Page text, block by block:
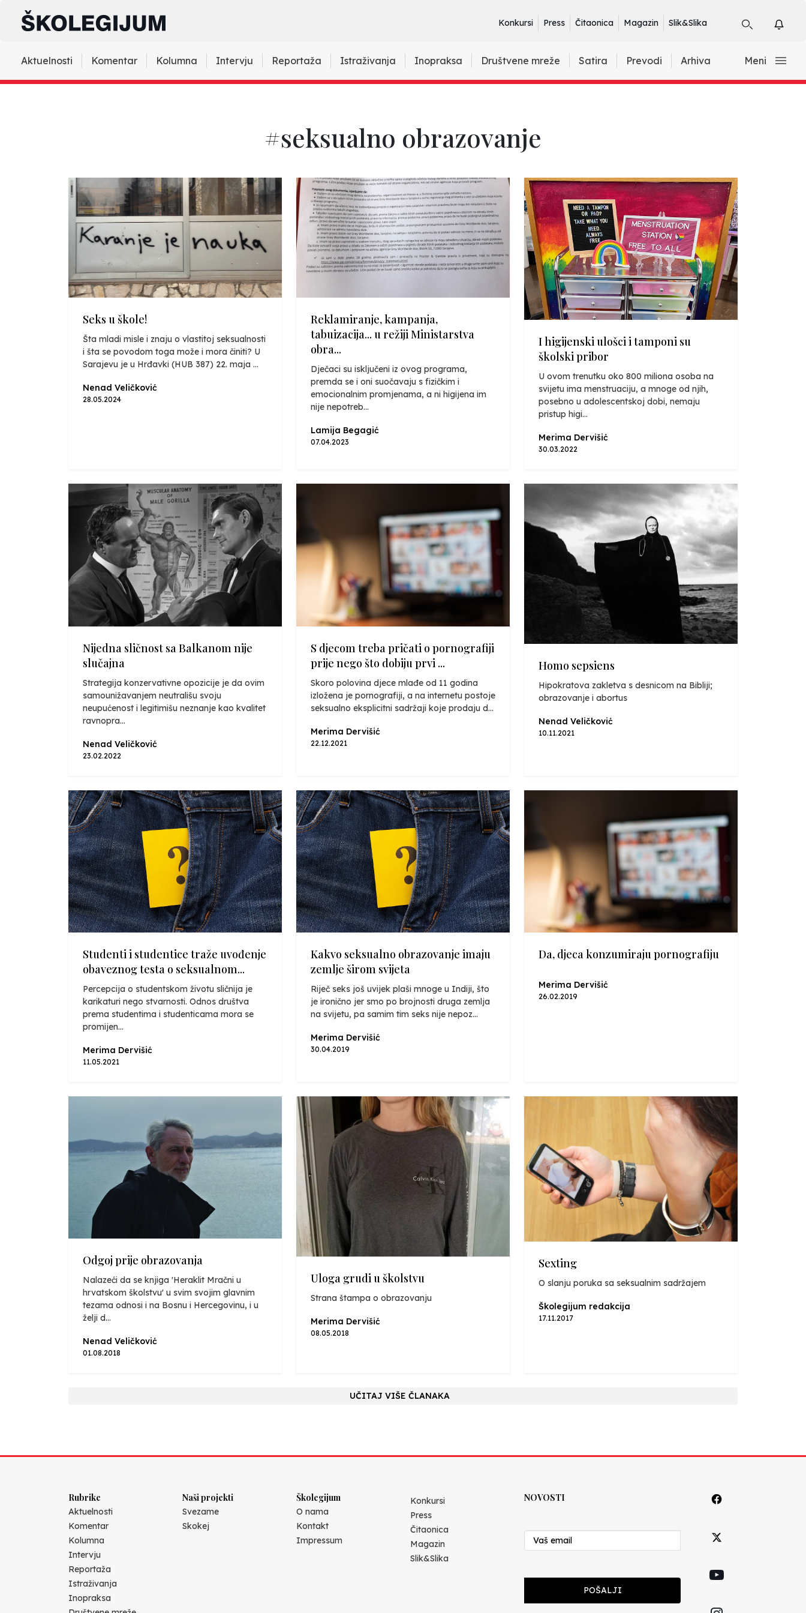
Konkursi Press Čitaonica Magazin Slik&Slika
Aktuelnosti Komentar Kolumna Intervju Reportaža Istraživanja Inopraksa Društvene mreže Satira Prevodi Arhiva Meni
#seksualno obrazovanje
Seks u škole!
Šta mladi misle i znaju o vlastitoj seksualnosti
i šta se povodom toga može i mora činiti? U
Sarajevu je u Hrđavki (HUB 387) 22. maja ...
Nenad Veličković
28.05.2024
Reklamiranje, kampanja,
tabuizacija... u režiji Ministarstva
obra...
Dječaci su isključeni iz ovog programa,
premda se i oni suočavaju s fizičkim i
emocionalnim promjenama, a ni higijena im
nije nepotreb...
Lamija Begagić
07.04.2023
I higijenski ulošci i tamponi su
školski pribor
U ovom trenutku oko 800 miliona osoba na
svijetu ima menstruaciju, a mnoge od njih,
posebno u adolescentskoj dobi, nemaju
pristup higi...
Merima Dervišić
30.03.2022
Nijedna sličnost sa Balkanom nije
slučajna
Strategija konzervativne opozicije je da ovim
samounižavanjem neutrališu svoju
neupućenost i legitimišu neznanje kao kvalitet
ravnopra...
Nenad Veličković
23.02.2022
S djecom treba pričati o pornografiji
prije nego što dobiju prvi ...
Skoro polovina djece mlađe od 11 godina
izložena je pornografiji, a na internetu postoje
seksualno eksplicitni sadržaji koje prodaju d...
Merima Dervišić
22.12.2021
Homo sepsiens
Hipokratova zakletva s desnicom na Bibliji;
obrazovanje i abortus
Nenad Veličković
10.11.2021
Studenti i studentice traže uvođenje
obaveznog testa o seksualnom...
Percepcija o studentskom životu sličnija je
karikaturi nego stvarnosti. Odnos društva
prema studentima i studenticama mora se
promijen...
Merima Dervišić
11.05.2021
Kakvo seksualno obrazovanje imaju
zemlje širom svijeta
Riječ seks još uvijek plaši mnoge u Indiji, što
je ironično jer smo po brojnosti druga zemlja
na svijetu, pa samim tim seks nije nepoz...
Merima Dervišić
30.04.2019
Da, djeca konzumiraju pornografiju
Merima Dervišić
26.02.2019
Odgoj prije obrazovanja
Nalazeći da se knjiga 'Heraklit Mračni u
hrvatskom školstvu' u svim svojim glavnim
tezama odnosi i na Bosnu i Hercegovinu, i u
želji d...
Nenad Veličković
01.08.2018
Uloga grudi u školstvu
Strana štampa o obrazovanju
Merima Dervišić
08.05.2018
Sexting
O slanju poruka sa seksualnim sadržajem
Školegijum redakcija
17.11.2017
UČITAJ VIŠE ČLANAKA
Rubrike
Aktuelnosti
Komentar
Kolumna
Intervju
Reportaža
Istraživanja
Inopraksa
Naši projekti
Svezame
Skokej
Školegijum
O nama
Kontakt
Impressum
Konkursi
Press
Čitaonica
Magazin
Slik&Slika
NOVOSTI
POŠALJI